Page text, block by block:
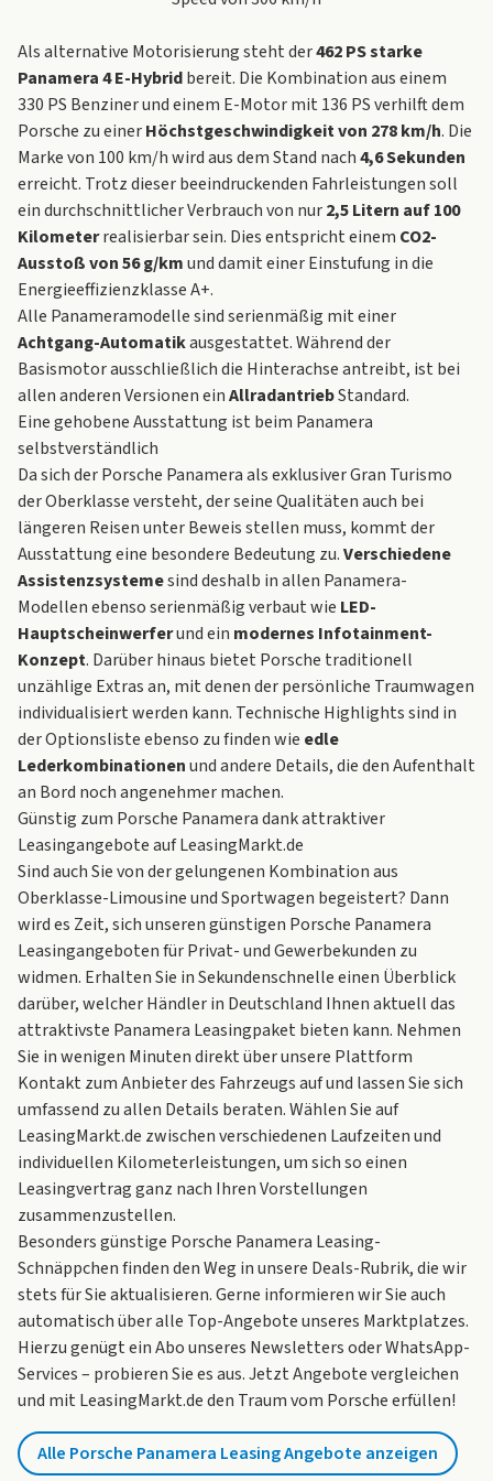
Als alternative Motorisierung steht der462 PS starke
Panamera 4 E-Hybridbereit. Die Kombination aus einem
330 PS Benziner und einem E-Motor mit 136 PS verhilft dem
Porsche zu einerHöchstgeschwindigkeit von 278 km/h. Die
Marke von 100 km/h wird aus dem Stand nach4,6 Sekunden
erreicht. Trotz dieser beeindruckenden Fahrleistungen soll
ein durchschnittlicher Verbrauch von nur2,5 Litern auf 100
Kilometerrealisierbar sein. Dies entspricht einem CO2-
Ausstoß von 56 g/kmund damit einer Einstufung in die
Energieeffizienzklasse A+.
Alle Panameramodelle sind serienmäßig mit einer
Achtgang-Automatikausgestattet. Während der
Basismotor ausschließlich die Hinterachse antreibt, ist bei
allen anderen Versionen einAllradantriebStandard.
Eine gehobene Ausstattung ist beim Panamera
selbstverständlich
Da sich der Porsche Panamera als exklusiver Gran Turismo
der Oberklasse versteht, der seine Qualitäten auch bei
längeren Reisen unter Beweis stellen muss, kommt der
Ausstattung eine besondere Bedeutung zu.Verschiedene
Assistenzsystemesind deshalb in allen Panamera-
Modellen ebenso serienmäßig verbaut wie LED-
Hauptscheinwerferund ein modernes Infotainment-
Konzept. Darüber hinaus bietet Porsche traditionell
unzählige Extras an, mit denen der persönliche Traumwagen
individualisiert werden kann. Technische Highlights sind in
der Optionsliste ebenso zu finden wie edle
Lederkombinationenund andere Details, die den Aufenthalt
an Bord noch angenehmer machen.
Günstig zum Porsche Panamera dank attraktiver
Leasingangebote auf LeasingMarkt.de
Sind auch Sie von der gelungenen Kombination aus
Oberklasse-Limousine und Sportwagen begeistert? Dann
wird es Zeit, sich unseren günstigen Porsche Panamera
Leasingangeboten für Privat- und Gewerbekunden zu
widmen. Erhalten Sie in Sekundenschnelle einen Überblick
darüber, welcher Händler in Deutschland Ihnen aktuell das
attraktivste Panamera Leasingpaket bieten kann. Nehmen
Sie in wenigen Minuten direkt über unsere Plattform
Kontakt zum Anbieter des Fahrzeugs auf und lassen Sie sich
umfassend zu allen Details beraten. Wählen Sie auf
LeasingMarkt.de zwischen verschiedenen Laufzeiten und
individuellen Kilometerleistungen, um sich so einen
Leasingvertrag ganz nach Ihren Vorstellungen
zusammenzustellen.
Besonders günstige Porsche Panamera Leasing-
Schnäppchen finden den Weg in unsere Deals-Rubrik, die wir
stets für Sie aktualisieren. Gerne informieren wir Sie auch
automatisch über alle Top-Angebote unseres Marktplatzes.
Hierzu genügt ein Abo unseres Newsletters oder WhatsApp-
Services – probieren Sie es aus. Jetzt Angebote vergleichen
und mit LeasingMarkt.de den Traum vom Porsche erfüllen!
Alle Porsche Panamera Leasing Angebote anzeigen